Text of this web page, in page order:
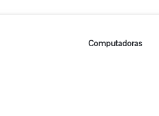
Computadoras